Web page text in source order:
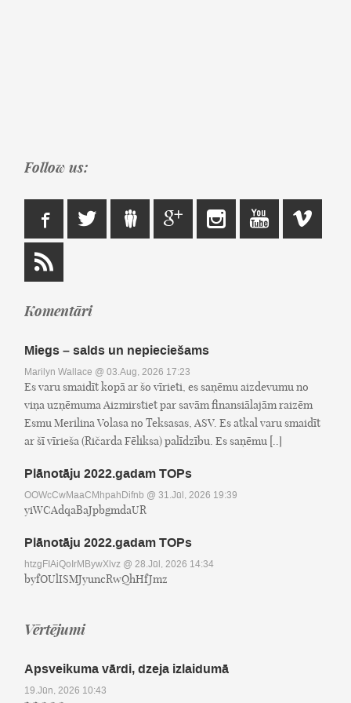
Follow us:
Komentāri
Miegs – salds un nepieciešams
Marilyn Wallace @ 03.Aug, 2026 17:23
Es varu smaidīt kopā ar šo vīrieti, es saņēmu aizdevumu no
viņa uzņēmuma Aizmirstiet par savām finansiālajām raizēm
Esmu Merilina Volasa no Teksasas, ASV. Es atkal varu smaidīt
ar šī vīrieša (Ričarda Fēliksa) palīdzību. Es saņēmu [..]
Plānotāju 2022.gadam TOPs
OOWcCwMaaCMhpahDifnb @ 31.Jūl, 2026 19:39
yiWCAdqaBaJpbgmdaUR
Plānotāju 2022.gadam TOPs
htzgFIAiQoIrMBywXlvz @ 28.Jūl, 2026 14:34
byfOUlISMJyuncRwQhHfJmz
Vērtējumi
Apsveikuma vārdi, dzeja izlaidumā
19.Jūn, 2026 10:43